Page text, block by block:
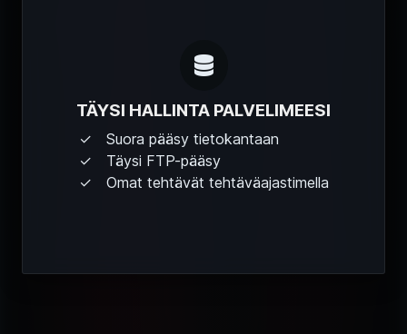
TÄYSI HALLINTA PALVELIMEESI
Suora pääsy tietokantaan
Täysi FTP-pääsy
Omat tehtävät tehtäväajastimella